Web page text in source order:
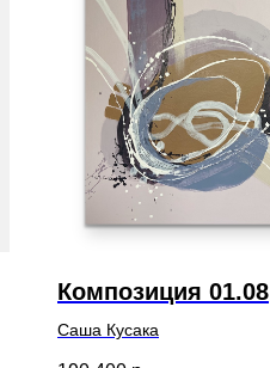
Композиция 01.08
Саша Кусака